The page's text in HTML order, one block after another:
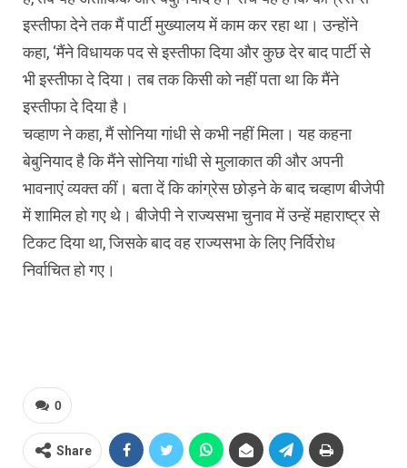
इस्तीफा देने तक मैं पार्टी मुख्यालय में काम कर रहा था। उन्होंने
कहा, ‘मैंने विधायक पद से इस्तीफा दिया और कुछ देर बाद पार्टी से
भी इस्तीफा दे दिया। तब तक किसी को नहीं पता था कि मैंने
इस्तीफा दे दिया है।
चव्हाण ने कहा, मैं सोनिया गांधी से कभी नहीं मिला। यह कहना
बेबुनियाद है कि मैंने सोनिया गांधी से मुलाकात की और अपनी
भावनाएं व्यक्त कीं। बता दें कि कांग्रेस छोड़ने के बाद चव्हाण बीजेपी
में शामिल हो गए थे। बीजेपी ने राज्यसभा चुनाव में उन्हें महाराष्ट्र से
टिकट दिया था, जिसके बाद वह राज्यसभा के लिए निर्विरोध
निर्वाचित हो गए।
0
Share